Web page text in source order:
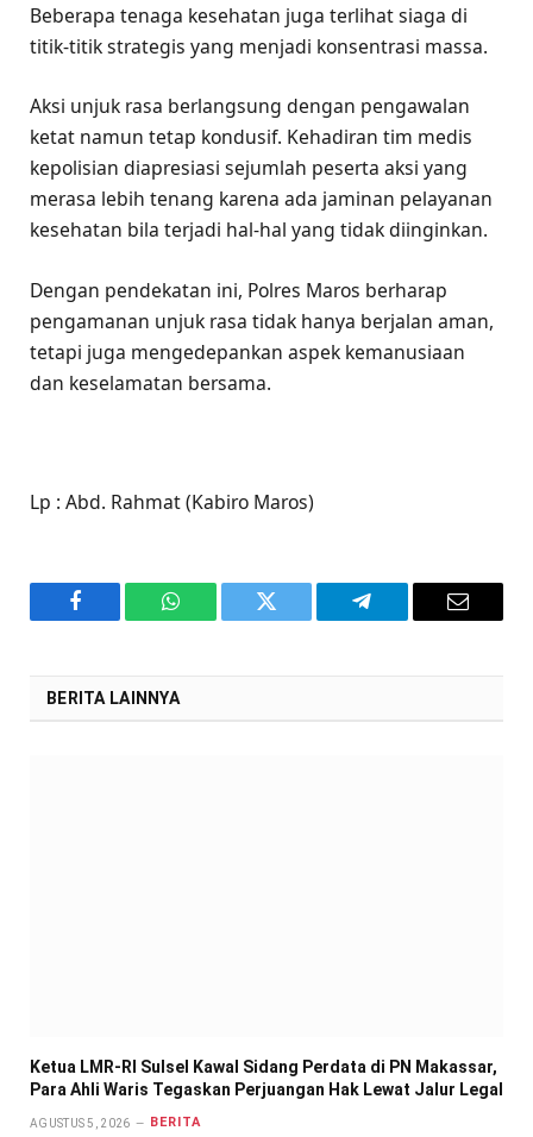
Beberapa tenaga kesehatan juga terlihat siaga di
titik-titik strategis yang menjadi konsentrasi massa.
Aksi unjuk rasa berlangsung dengan pengawalan
ketat namun tetap kondusif. Kehadiran tim medis
kepolisian diapresiasi sejumlah peserta aksi yang
merasa lebih tenang karena ada jaminan pelayanan
kesehatan bila terjadi hal-hal yang tidak diinginkan.
Dengan pendekatan ini, Polres Maros berharap
pengamanan unjuk rasa tidak hanya berjalan aman,
tetapi juga mengedepankan aspek kemanusiaan
dan keselamatan bersama.
Lp : Abd. Rahmat (Kabiro Maros)
Facebook WhatsAppTwitter Telegram Email
BERITA LAINNYA
Ketua LMR-RI Sulsel Kawal Sidang Perdata di PN Makassar,
Para Ahli Waris Tegaskan Perjuangan Hak Lewat Jalur Legal
AGUSTUS 5, 2026 BERITA